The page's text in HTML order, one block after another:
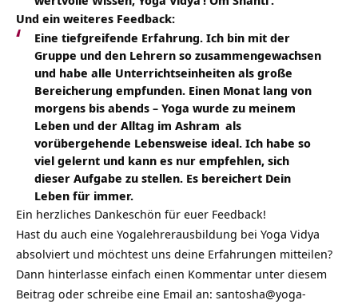
Und ein weiteres Feedback:
Eine tiefgreifende Erfahrung. Ich bin mit der
Gruppe und den Lehrern so zusammengewachsen
und habe alle Unterrichtseinheiten als große
Bereicherung empfunden. Einen Monat lang von
morgens bis abends – Yoga wurde zu meinem
Leben und der Alltag im Ashram als
vorübergehende Lebensweise ideal. Ich habe so
viel gelernt und kann es nur empfehlen, sich
dieser Aufgabe zu stellen. Es bereichert Dein
Leben für immer.
Ein herzliches Dankeschön für euer Feedback!
Hast du auch eine Yogalehrerausbildung bei Yoga Vidya
absolviert und möchtest uns deine Erfahrungen mitteilen?
Dann hinterlasse einfach einen Kommentar unter diesem
Beitrag oder schreibe eine Email an: santosha@yoga-